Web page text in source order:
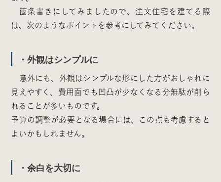
箇条書きにしてみましたので、注文住宅を建てる際
は、次のようなポイントを参考にしてみてください。
・外観はシンプルに
意外にも、外観はシンプルな形にした方がおしゃれに
見えやすく、費用面でも凹凸が少なくなる分無駄が削ら
れることが多いものです。
予算の調整が必要となる場合には、この点も考慮すると
よいかもしれません。
・余白を大切に